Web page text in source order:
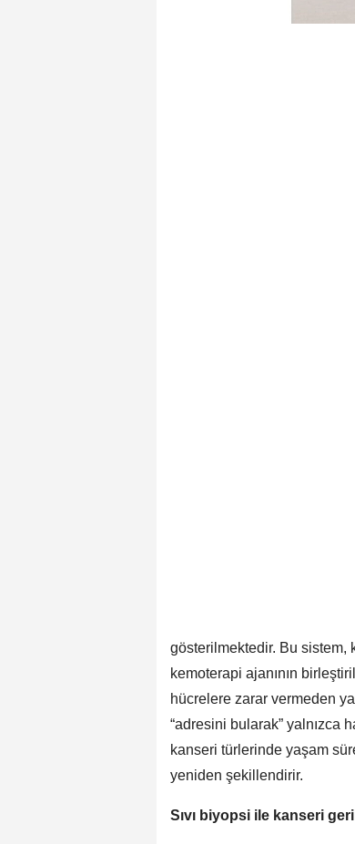
gösterilmektedir. Bu sistem,
kemoterapi ajanının
hücrelere zarar vermeden
“adresini bularak” yalnızca
kanseri türlerinde yaşam
yeniden şekillendirir.
Sıvı biyopsi ile kanseri